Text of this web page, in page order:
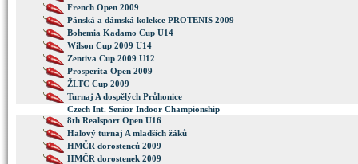
French Open 2009
Pánská a dámská kolekce PROTENIS 2009
Bohemia Kadamo Cup U14
Wilson Cup 2009 U14
Zentiva Cup 2009 U12
Prosperita Open 2009
ŽLTC Cup 2009
Turnaj A dospělých Průhonice
Czech Int. Senior Indoor Championship
8th Realsport Open U16
Halový turnaj A mladších žáků
HMČR dorostenců 2009
HMČR dorostenek 2009